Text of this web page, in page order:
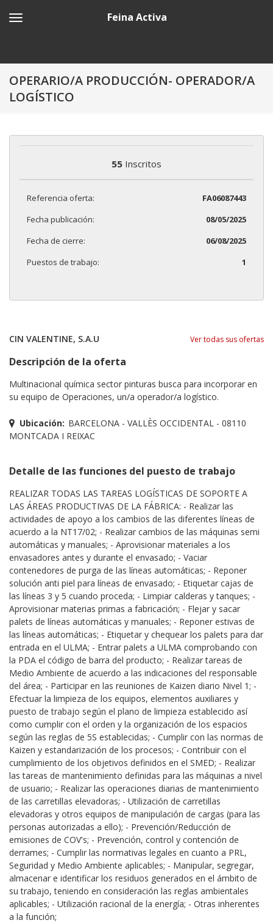
Feina Activa
OPERARIO/A PRODUCCIÓN- OPERADOR/A
LOGÍSTICO
55 Inscritos
Referencia oferta:
FA06087443
Fecha publicación:
08/05/2025
Fecha de cierre:
06/08/2025
Puestos de trabajo:
1
CIN VALENTINE, S.A.U Ver todas sus ofertas
Descripción de la oferta
Multinacional química sector pinturas busca para incorporar en
su equipo de Operaciones, un/a operador/a logístico.
Ubicación: BARCELONA - VALLÈS OCCIDENTAL - 08110
MONTCADA I REIXAC
Detalle de las funciones del puesto de trabajo
REALIZAR TODAS LAS TAREAS LOGÍSTICAS DE SOPORTE A
LAS ÁREAS PRODUCTIVAS DE LA FÁBRICA: - Realizar las
actividades de apoyo a los cambios de las diferentes líneas de
acuerdo a la NT17/02; - Realizar cambios de las máquinas semi
automáticas y manuales; - Aprovisionar materiales a los
envasadores antes y durante el envasado; - Vaciar
contenedores de purga de las líneas automáticas; - Reponer
solución anti piel para líneas de envasado; - Etiquetar cajas de
las líneas 3 y 5 cuando proceda; - Limpiar calderas y tanques; -
Aprovisionar materias primas a fabricación; - Flejar y sacar
palets de líneas automáticas y manuales; - Reponer estivas de
las líneas automáticas; - Etiquetar y chequear los palets para dar
entrada en el ULMA; - Entrar palets a ULMA comprobando con
la PDA el código de barra del producto; - Realizar tareas de
Medio Ambiente de acuerdo a las indicaciones del responsable
del área; - Participar en las reuniones de Kaizen diario Nivel 1; -
Efectuar la limpieza de los equipos, elementos auxiliares y
puesto de trabajo según el plano de limpieza establecido así
como cumplir con el orden y la organización de los espacios
según las reglas de 5S establecidas; - Cumplir con las normas de
Kaizen y estandarización de los procesos; - Contribuir con el
cumplimiento de los objetivos definidos en el SMED; - Realizar
las tareas de mantenimiento definidas para las máquinas a nivel
de usuario; - Realizar las operaciones diarias de mantenimiento
de las carretillas elevadoras; - Utilización de carretillas
elevadoras y otros equipos de manipulación de cargas (para las
personas autorizadas a ello); - Prevención/Reducción de
emisiones de COV's; - Prevención, control y contención de
derrames; - Cumplir las normativas legales en cuanto a PRL,
Seguridad y Medio Ambiente aplicables; - Manipular, segregar,
almacenar e identificar los residuos generados en el ámbito de
su trabajo, teniendo en consideración las reglas ambientales
aplicables; - Utilización racional de la energía; - Otras inherentes
a la función;